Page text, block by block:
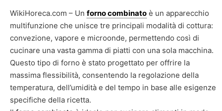
WikiHoreca.com – Un forno combinato è un apparecchio
multifunzione che unisce tre principali modalità di cottura:
convezione, vapore e microonde, permettendo così di
cucinare una vasta gamma di piatti con una sola macchina.
Questo tipo di forno è stato progettato per offrire la
massima flessibilità, consentendo la regolazione della
temperatura, dell’umidità e del tempo in base alle esigenze
specifiche della ricetta.